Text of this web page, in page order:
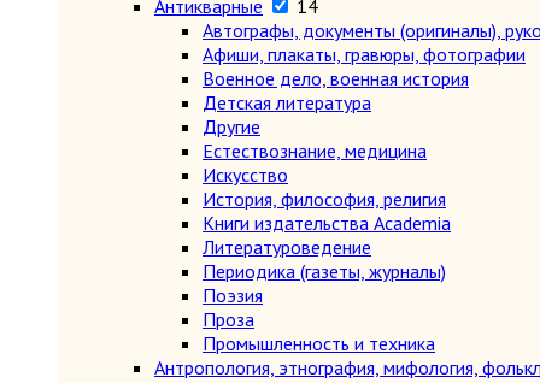
Антикварные
14
Автографы, документы (оригиналы),
Афиши, плакаты, гравюры, фотографии
Военное дело, военная история
Детская литература
Другие
Естествознание, медицина
Искусство
История, философия, религия
Книги издательства Academia
Литературоведение
Периодика (газеты, журналы)
Поэзия
Проза
Промышленность и техника
Антропология, этнография, мифология,